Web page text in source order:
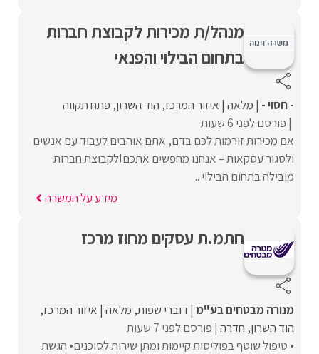
מנהל/ת מכירות לקבוצת חברות
בתחום הבילוי והפנאי
- חסוי - מלאה איזור המרכז הוד השרון פתח תקווה
פורסם לפני 6 שעות
אם מכירות זורמות לכם בדם, אתם אוהבים לעבוד עם אנשים
ולסגור עסקאות – אנחנו מחפשים אתכם!לקבוצת חברות
מובילה בתחום הבילוי ...
מידע על המשרה
חתמ.ת עסקים מחוז מרכז
מנורה מבטחים בע"מ דוברי שפות מלאה איזור המרכז
הוד השרון חדרה פורסם לפני 7 שעות
• טיפול שוטף בפוליסות קיימות ומתן שירות לסוכנים• הגשת